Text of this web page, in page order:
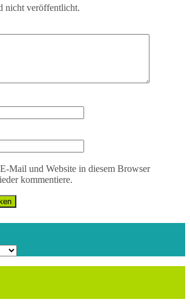
nicht veröffentlicht.
Mail und Website in diesem Browser
kommentiere.